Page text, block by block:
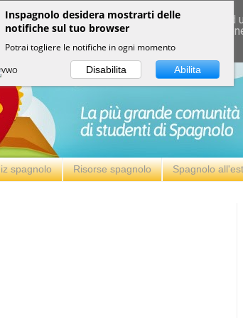
spagnolo Risorse spagnolo Spagnolo
and to analyze traffic. Your IP address and
metrics to ensure quality of service,
Inspagnolo desidera mostrarti delle
notifiche sul tuo browser
Potrai togliere le notifiche in ogni momento
Disabilita Abilita